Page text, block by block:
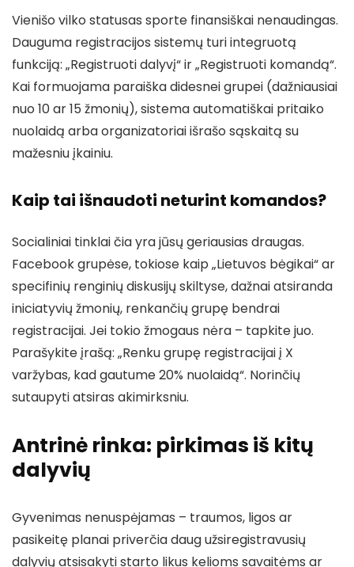
Vienišo vilko statusas sporte finansiškai nenaudingas.
Dauguma registracijos sistemų turi integruotą
funkciją: „Registruoti dalyvį“ ir „Registruoti komandą“.
Kai formuojama paraiška didesnei grupei (dažniausiai
nuo 10 ar 15 žmonių), sistema automatiškai pritaiko
nuolaidą arba organizatoriai išrašo sąskaitą su
mažesniu įkainiu.
Kaip tai išnaudoti neturint komandos?
Socialiniai tinklai čia yra jūsų geriausias draugas.
Facebook grupėse, tokiose kaip „Lietuvos bėgikai“ ar
specifinių renginių diskusijų skiltyse, dažnai atsiranda
iniciatyvių žmonių, renkančių grupę bendrai
registracijai. Jei tokio žmogaus nėra – tapkite juo.
Parašykite įrašą: „Renku grupę registracijai į X
varžybas, kad gautume 20% nuolaidą“. Norinčių
sutaupyti atsiras akimirksniu.
Antrinė rinka: pirkimas iš kitų
dalyvių
Gyvenimas nenuspėjamas – traumos, ligos ar
pasikeitę planai priverčia daug užsiregistravusių
dalyvių atsisakyti starto likus kelioms savaitėms ar